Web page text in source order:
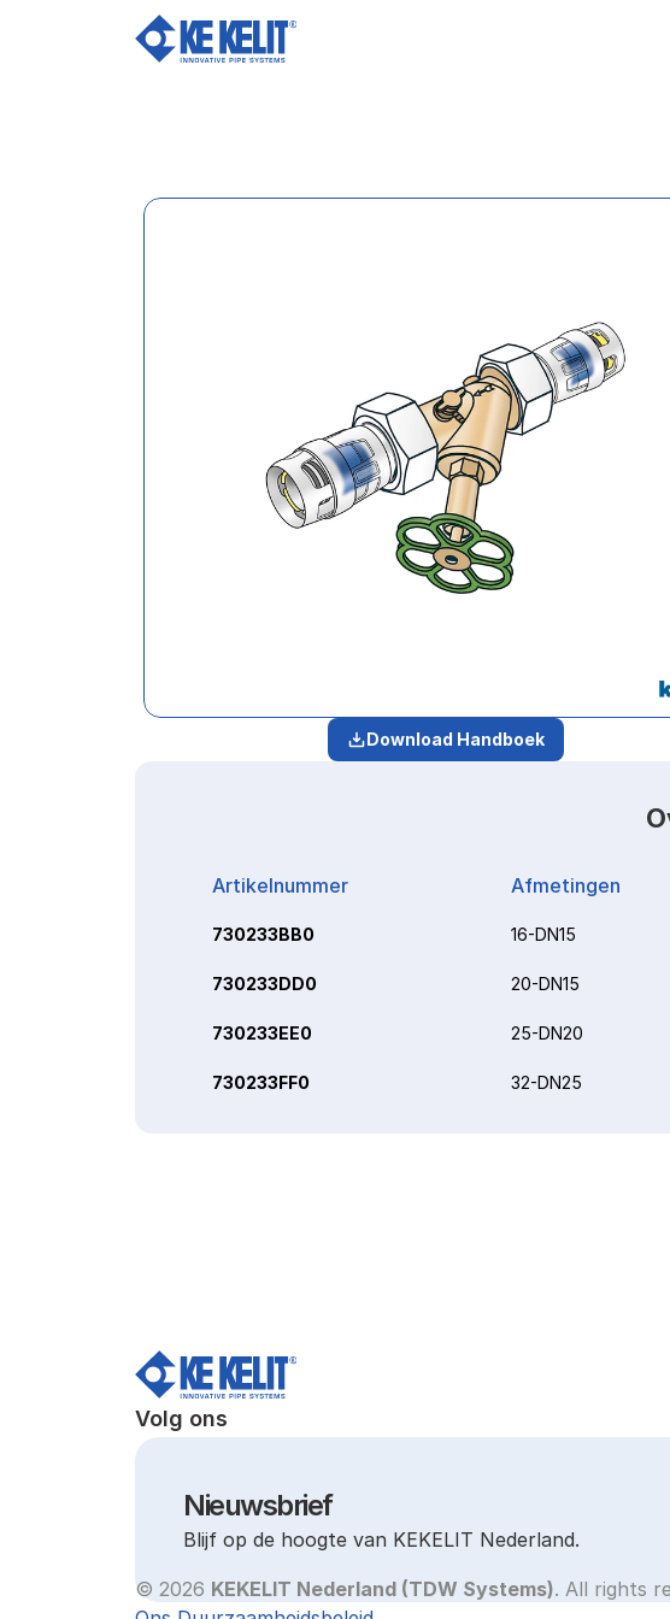
Download Handboek
Artikelnummer Afmetingen
730233BB0 16-DN15
730233DD0 20-DN15
730233EE0 25-DN20
730233FF0 32-DN25
Volg ons
Nieuwsbrief
Blijf op de hoogte van KEKELIT Nederland.
© 2026 KEKELIT Nederland (TDW Systems). All rights